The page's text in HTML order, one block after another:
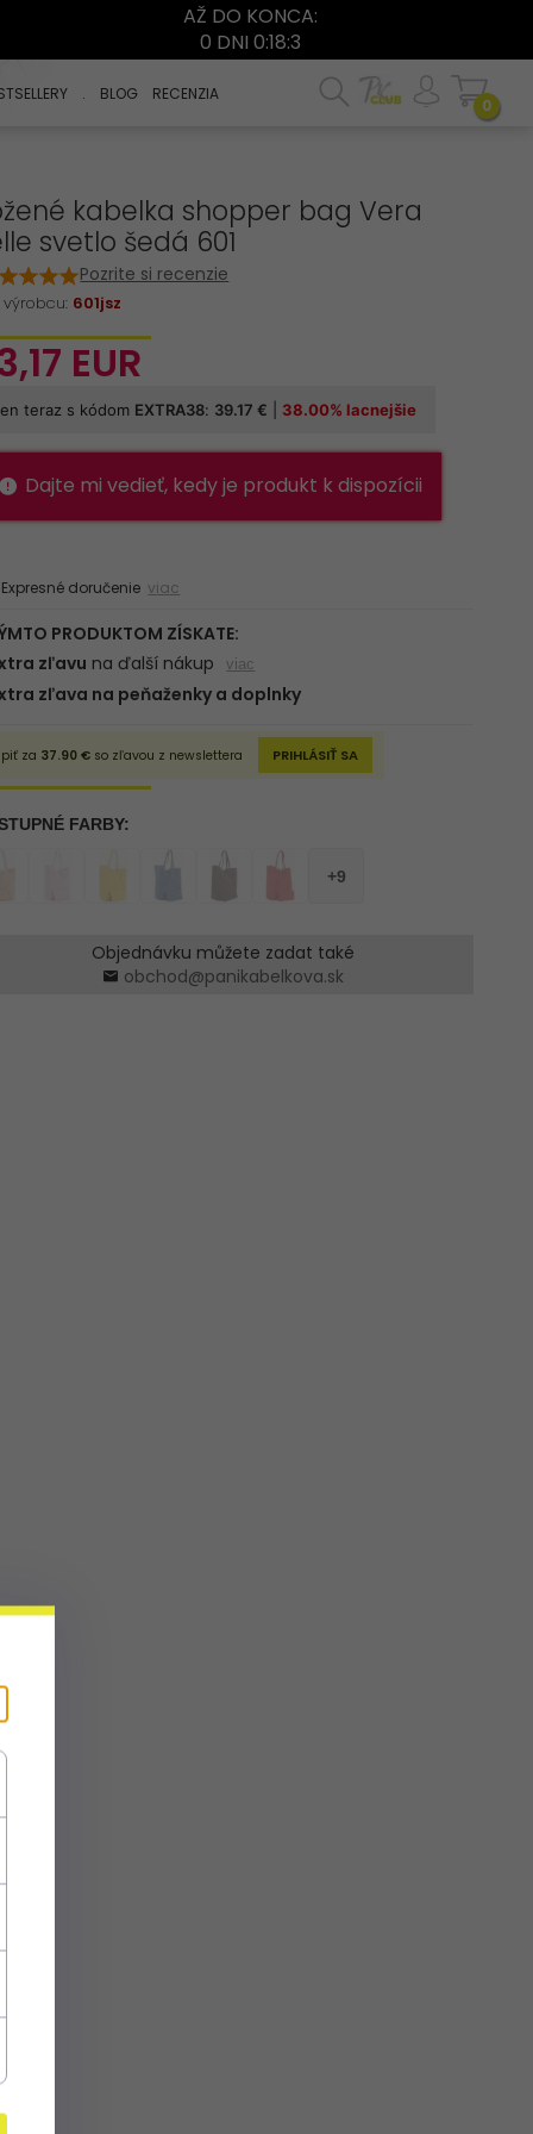
AŽ DO KONCA:
0 DNI 0:18:2
. BLOG RECENZIA
0
kabelka shopper bag Vera
svetlo šedá 601
výrobcu: 601jsz
Pozrite si recenzie
17 EUR
Dajte mi vedieť, kedy je produkt k dispozícii
doručenie viac
Objednávku můžete zadat také
obchod@panikabelkova.sk